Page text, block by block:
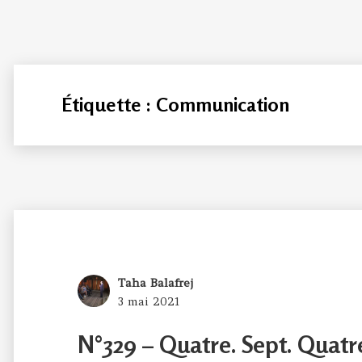
Étiquette : Communication
Author
Taha Balafrej
Posted
3 mai 2021
N°329 – Quatre. Sept.